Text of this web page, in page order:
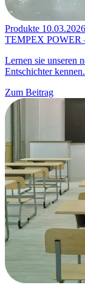
Produkte 10.03.2026
TEMPEX POWER
Lernen sie unseren
Entschichter kennen.
Zum Beitrag